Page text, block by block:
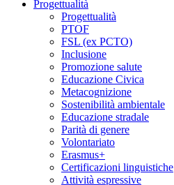
Progettualità
Progettualità
PTOF
FSL (ex PCTO)
Inclusione
Promozione salute
Educazione Civica
Metacognizione
Sostenibilità ambientale
Educazione stradale
Parità di genere
Volontariato
Erasmus+
Certificazioni linguistiche
Attività espressive